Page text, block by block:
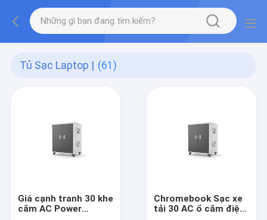
Tủ Sạc Laptop | (61)
Giá cạnh tranh 30 khe
cắm AC Power
Chromebook Sạc xe
tải 30 AC ổ cắm điện